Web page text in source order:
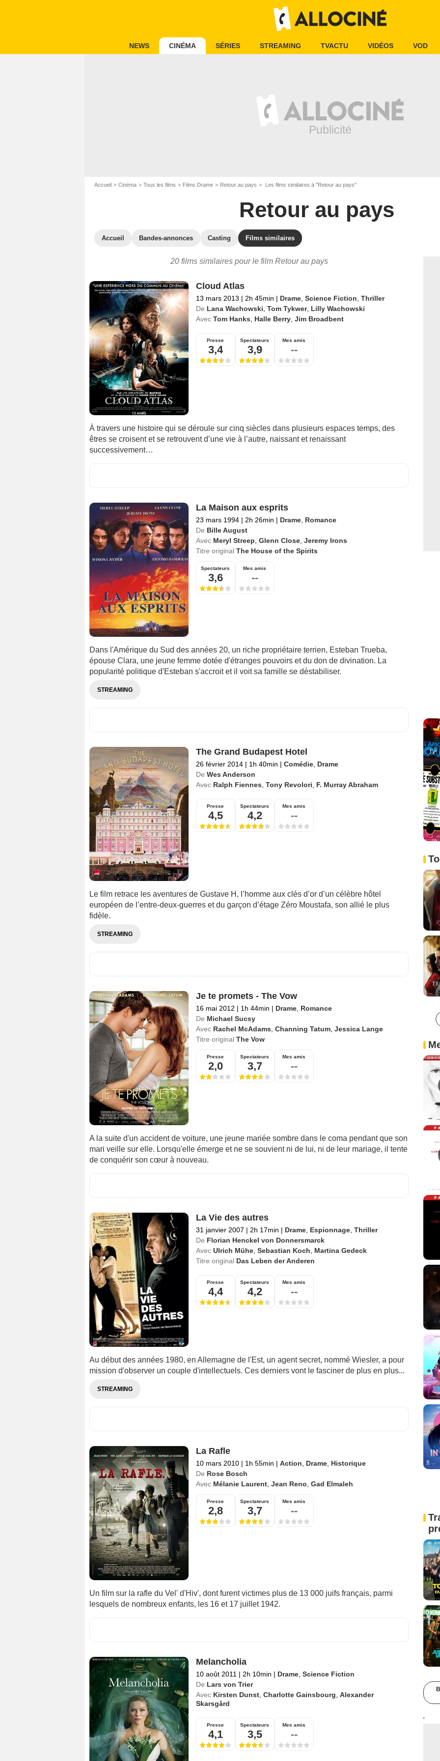
NEWS CINÉMA SÉRIES STREAMING TVACTU VIDÉOS VOD
Accueil Cinéma Tous les films Films Drame Retour au pays Les films similaires à "Retour au pays"
Retour au pays
Accueil Bandes-annonces Casting Films similaires
20 films similaires pour le film Retour au pays
Cloud Atlas
13 mars 2013 | 2h 45min | Drame, Science Fiction Thriller
De Lana Wachowski Tom Tykwer, Lilly Wachowski
Avec Tom Hanks Halle Berry, Jim Broadbent
Presse
3,4
Spectateurs
3,9
Mes amis
--
À travers une histoire qui se déroule sur cinq siècles dans plusieurs espaces temps, des
êtres se croisent et se retrouvent d’une vie à l’autre, naissant et renaissant
successivement…
La Maison aux esprits
23 mars 1994 | 2h 26min | Drame, Romance
De Bille August
Avec Meryl Streep Glenn Close, Jeremy Irons
Titre original The House of the Spirits
Spectateurs
3,6
Mes amis
--
Dans l'Amérique du Sud des années 20, un riche propriétaire terrien, Esteban Trueba,
épouse Clara, une jeune femme dotée d'étranges pouvoirs et du don de divination. La
popularité politique d'Esteban s'accroit et il voit sa famille se déstabiliser.
STREAMING
The Grand Budapest Hotel
26 février 2014 | 1h 40min | Comédie, Drame
De Wes Anderson
Avec Ralph Fiennes Tony Revolori F. Murray Abraham
Presse
4,5
Spectateurs
4,2
Mes amis
--
Le film retrace les aventures de Gustave H, l’homme aux clés d’or d’un célèbre hôtel
européen de l’entre-deux-guerres et du garçon d’étage Zéro Moustafa, son allié le plus
fidèle.
STREAMING
Je te promets - The Vow
16 mai 2012 | 1h 44min | Drame, Romance
De Michael Sucsy
Avec Rachel McAdams Channing Tatum, Jessica Lange
Titre original The Vow
Presse
2,0
Spectateurs
3,7
Mes amis
--
A la suite d'un accident de voiture, une jeune mariée sombre dans le coma pendant que son
mari veille sur elle. Lorsqu'elle émerge et ne se souvient ni de lui, ni de leur mariage, il tente
de conquérir son cœur à nouveau.
La Vie des autres
31 janvier 2007 | 2h 17min | Drame, Espionnage, Thriller
De Florian Henckel von Donnersmarck
Avec Ulrich Mühe, Sebastian Koch
Martina Gedeck
Titre original Das Leben der Anderen
Presse
4,4
Spectateurs
4,2
Mes amis
--
Au début des années 1980, en Allemagne de l'Est, un agent secret, nommé Wiesler, a pour
mission d'observer un couple d'intellectuels. Ces derniers vont le fasciner de plus en plus...
STREAMING
La Rafle
10 mars 2010 | 1h 55min | Action Drame, Historique
De Rose Bosch
Avec Mélanie Laurent, Jean Reno Gad Elmaleh
Presse
2,8
Spectateurs
3,7
Mes amis
--
Un film sur la rafle du Vel' d'Hiv', dont furent victimes plus de 13 000 juifs français, parmi
lesquels de nombreux enfants, les 16 et 17 juillet 1942.
Melancholia
10 août 2011 | 2h 10min | Drame, Science Fiction
De Lars von Trier
Avec Kirsten Dunst, Charlotte Gainsbourg Alexander
Skarsgård
Presse
4,1
Spectateurs
3,5
Mes amis
--
'